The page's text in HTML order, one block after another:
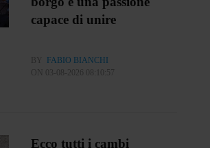
capace di unire
BY
FABIO BIANCHI
ON 03-08-2026 08:10:57
Ecco tutti i cambi